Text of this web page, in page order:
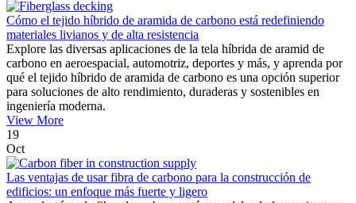
Cómo el tejido híbrido de aramida de carbono está redefiniendo
materiales livianos y de alta resistencia
Explore las diversas aplicaciones de la tela híbrida de aramid de
carbono en aeroespacial, automotriz, deportes y más, y aprenda por
qué el tejido híbrido de aramida de carbono es una opción superior
para soluciones de alto rendimiento, duraderas y sostenibles en
ingeniería moderna.
View More
19
Oct
Las ventajas de usar fibra de carbono para la construcción de
edificios: un enfoque más fuerte y ligero